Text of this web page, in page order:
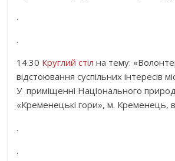
.
.
14.30 Круглий стіл на тему:
відстоювання суспільних інтересів
У приміщенні Національного
«Кременецькі гори», м. Кременець,
.
.